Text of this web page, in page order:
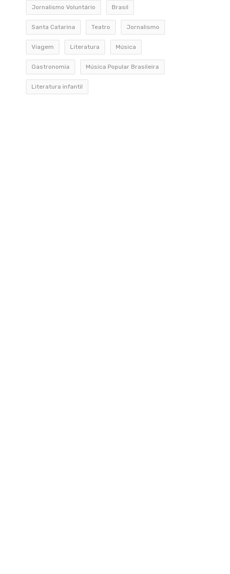
Jornalismo Voluntário Brasil
Santa Catarina Teatro Jornalismo
Viagem Literatura Música
Gastronomia Música Popular Brasileira
Literatura infantil